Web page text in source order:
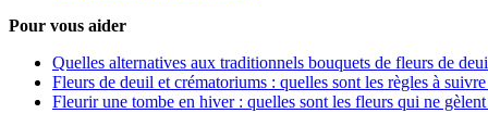
Pour vous aider
Quelles alternatives aux traditionnels bouquets de fleurs de
Fleurs de deuil et crématoriums : quelles sont les règles à
Fleurir une tombe en hiver : quelles sont les fleurs qui ne gèlent